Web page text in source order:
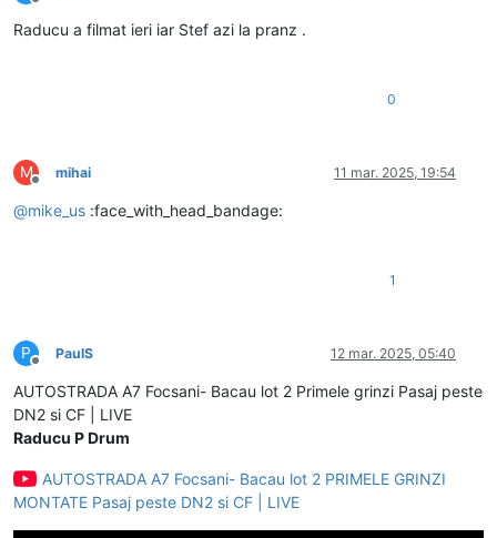
Deconectat
Raducu a filmat ieri iar Stef azi la pranz .
0
M
Deconectat
mihai 11 mar. 2025, 19:54
@mike_us :face_with_head_bandage:
1
P
Deconectat
PaulS 12 mar. 2025, 05:40
AUTOSTRADA A7 Focsani- Bacau lot 2 Primele grinzi Pasaj peste
DN2 si CF | LIVE
Raducu P Drum
AUTOSTRADA A7 Focsani- Bacau lot 2 PRIMELE GRINZI
MONTATE Pasaj peste DN2 si CF | LIVE